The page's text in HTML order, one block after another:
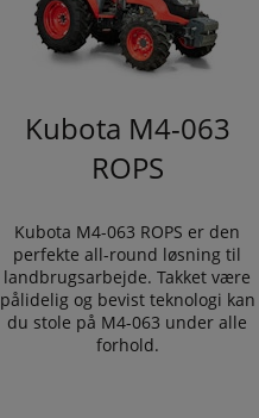
Kubota M4-063
ROPS
Kubota M4-063 ROPS er den
perfekte all-round løsning til
landbrugsarbejde. Takket være
pålidelig og bevist teknologi kan
du stole på M4-063 under alle
forhold.